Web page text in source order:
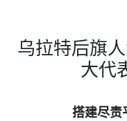
乌拉特后旗
大代
搭建尽